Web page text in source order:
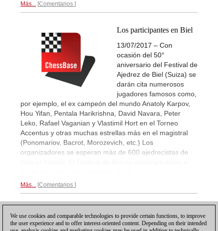
Más... Comentarios
Los participantes en Biel
13/07/2017 – Con
ocasión del 50°
aniversario del Festival de
Ajedrez de Biel (Suiza) se
darán cita numerosos
jugadores famosos como,
por ejemplo, el ex campeón del mundo Anatoly Karpov,
Hou Yifan, Pentala Harikrishna, David Navara, Peter
Leko, Rafael Vaganian y Vlastimil Hort en el Torneo
Accentus y otras muchas estrellas más en el magistral
(Ponomariov, Bacrot, Morozevich, etc.) Los
organizadores se esperan más de 600 ajedrecistas de
Más... Comentarios
We use cookies and comparable technologies to provide certain functions, to improve
the user experience and to offer interest-oriented content. Depending on their intended